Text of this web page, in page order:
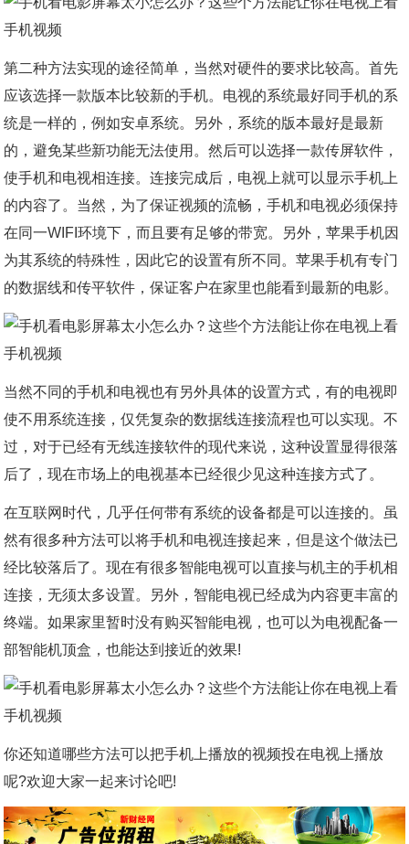
第二种方法实现的途径简单，当然对硬件的要求比较高。首先
应该选择一款版本比较新的手机。电视的系统最好同手机的系
统是一样的，例如安卓系统。另外，系统的版本最好是最新
的，避免某些新功能无法使用。然后可以选择一款传屏软件，
使手机和电视相连接。连接完成后，电视上就可以显示手机上
的内容了。当然，为了保证视频的流畅，手机和电视必须保持
在同一WIFI环境下，而且要有足够的带宽。另外，苹果手机因
为其系统的特殊性，因此它的设置有所不同。苹果手机有专门
的数据线和传平软件，保证客户在家里也能看到最新的电影。
当然不同的手机和电视也有另外具体的设置方式，有的电视即
使不用系统连接，仅凭复杂的数据线连接流程也可以实现。不
过，对于已经有无线连接软件的现代来说，这种设置显得很落
后了，现在市场上的电视基本已经很少见这种连接方式了。
在互联网时代，几乎任何带有系统的设备都是可以连接的。虽
然有很多种方法可以将手机和电视连接起来，但是这个做法已
经比较落后了。现在有很多智能电视可以直接与机主的手机相
连接，无须太多设置。另外，智能电视已经成为内容更丰富的
终端。如果家里暂时没有购买智能电视，也可以为电视配备一
部智能机顶盒，也能达到接近的效果!
你还知道哪些方法可以把手机上播放的视频投在电视上播放
呢?欢迎大家一起来讨论吧!